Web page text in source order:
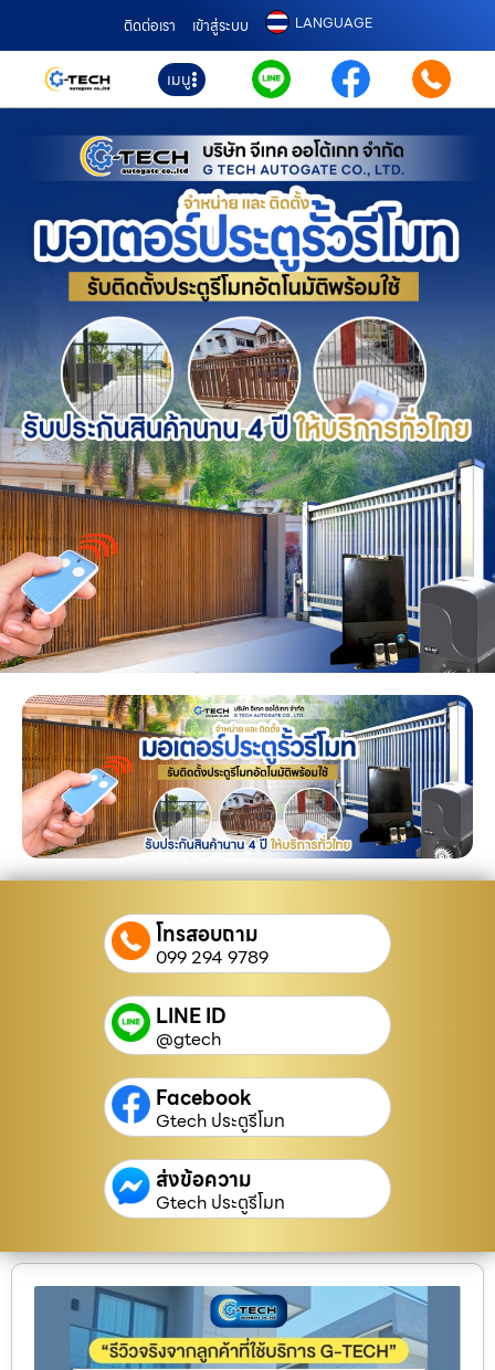
ติดต่อเรา เข้าสู่ระบบ LANGUAGE
เมนู
โทรสอบถาม
099 294 9789
LINE ID
@gtech
Facebook
Gtech ประตูรีโมท
ส่งข้อความ
Gtech ประตูรีโมท